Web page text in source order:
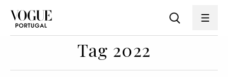
Tag 2022